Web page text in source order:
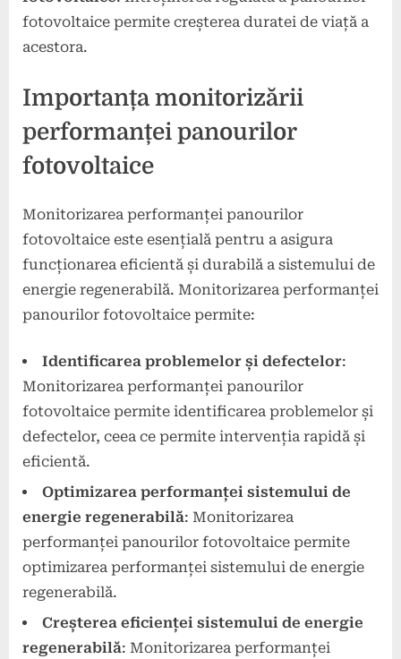
fotovoltaice permite creșterea duratei de viață a
acestora.
Importanța monitorizării
performanței panourilor
fotovoltaice
Monitorizarea performanței panourilor
fotovoltaice este esențială pentru a asigura
funcționarea eficientă și durabilă a sistemului de
energie regenerabilă. Monitorizarea performanței
panourilor fotovoltaice permite:
Identificarea problemelor și defectelor:
Monitorizarea performanței panourilor
fotovoltaice permite identificarea problemelor și
defectelor, ceea ce permite intervenția rapidă și
eficientă.
Optimizarea performanței sistemului de
energie regenerabilă: Monitorizarea
performanței panourilor fotovoltaice permite
optimizarea performanței sistemului de energie
regenerabilă.
Creșterea eficienței sistemului de energie
regenerabilă: Monitorizarea performanței